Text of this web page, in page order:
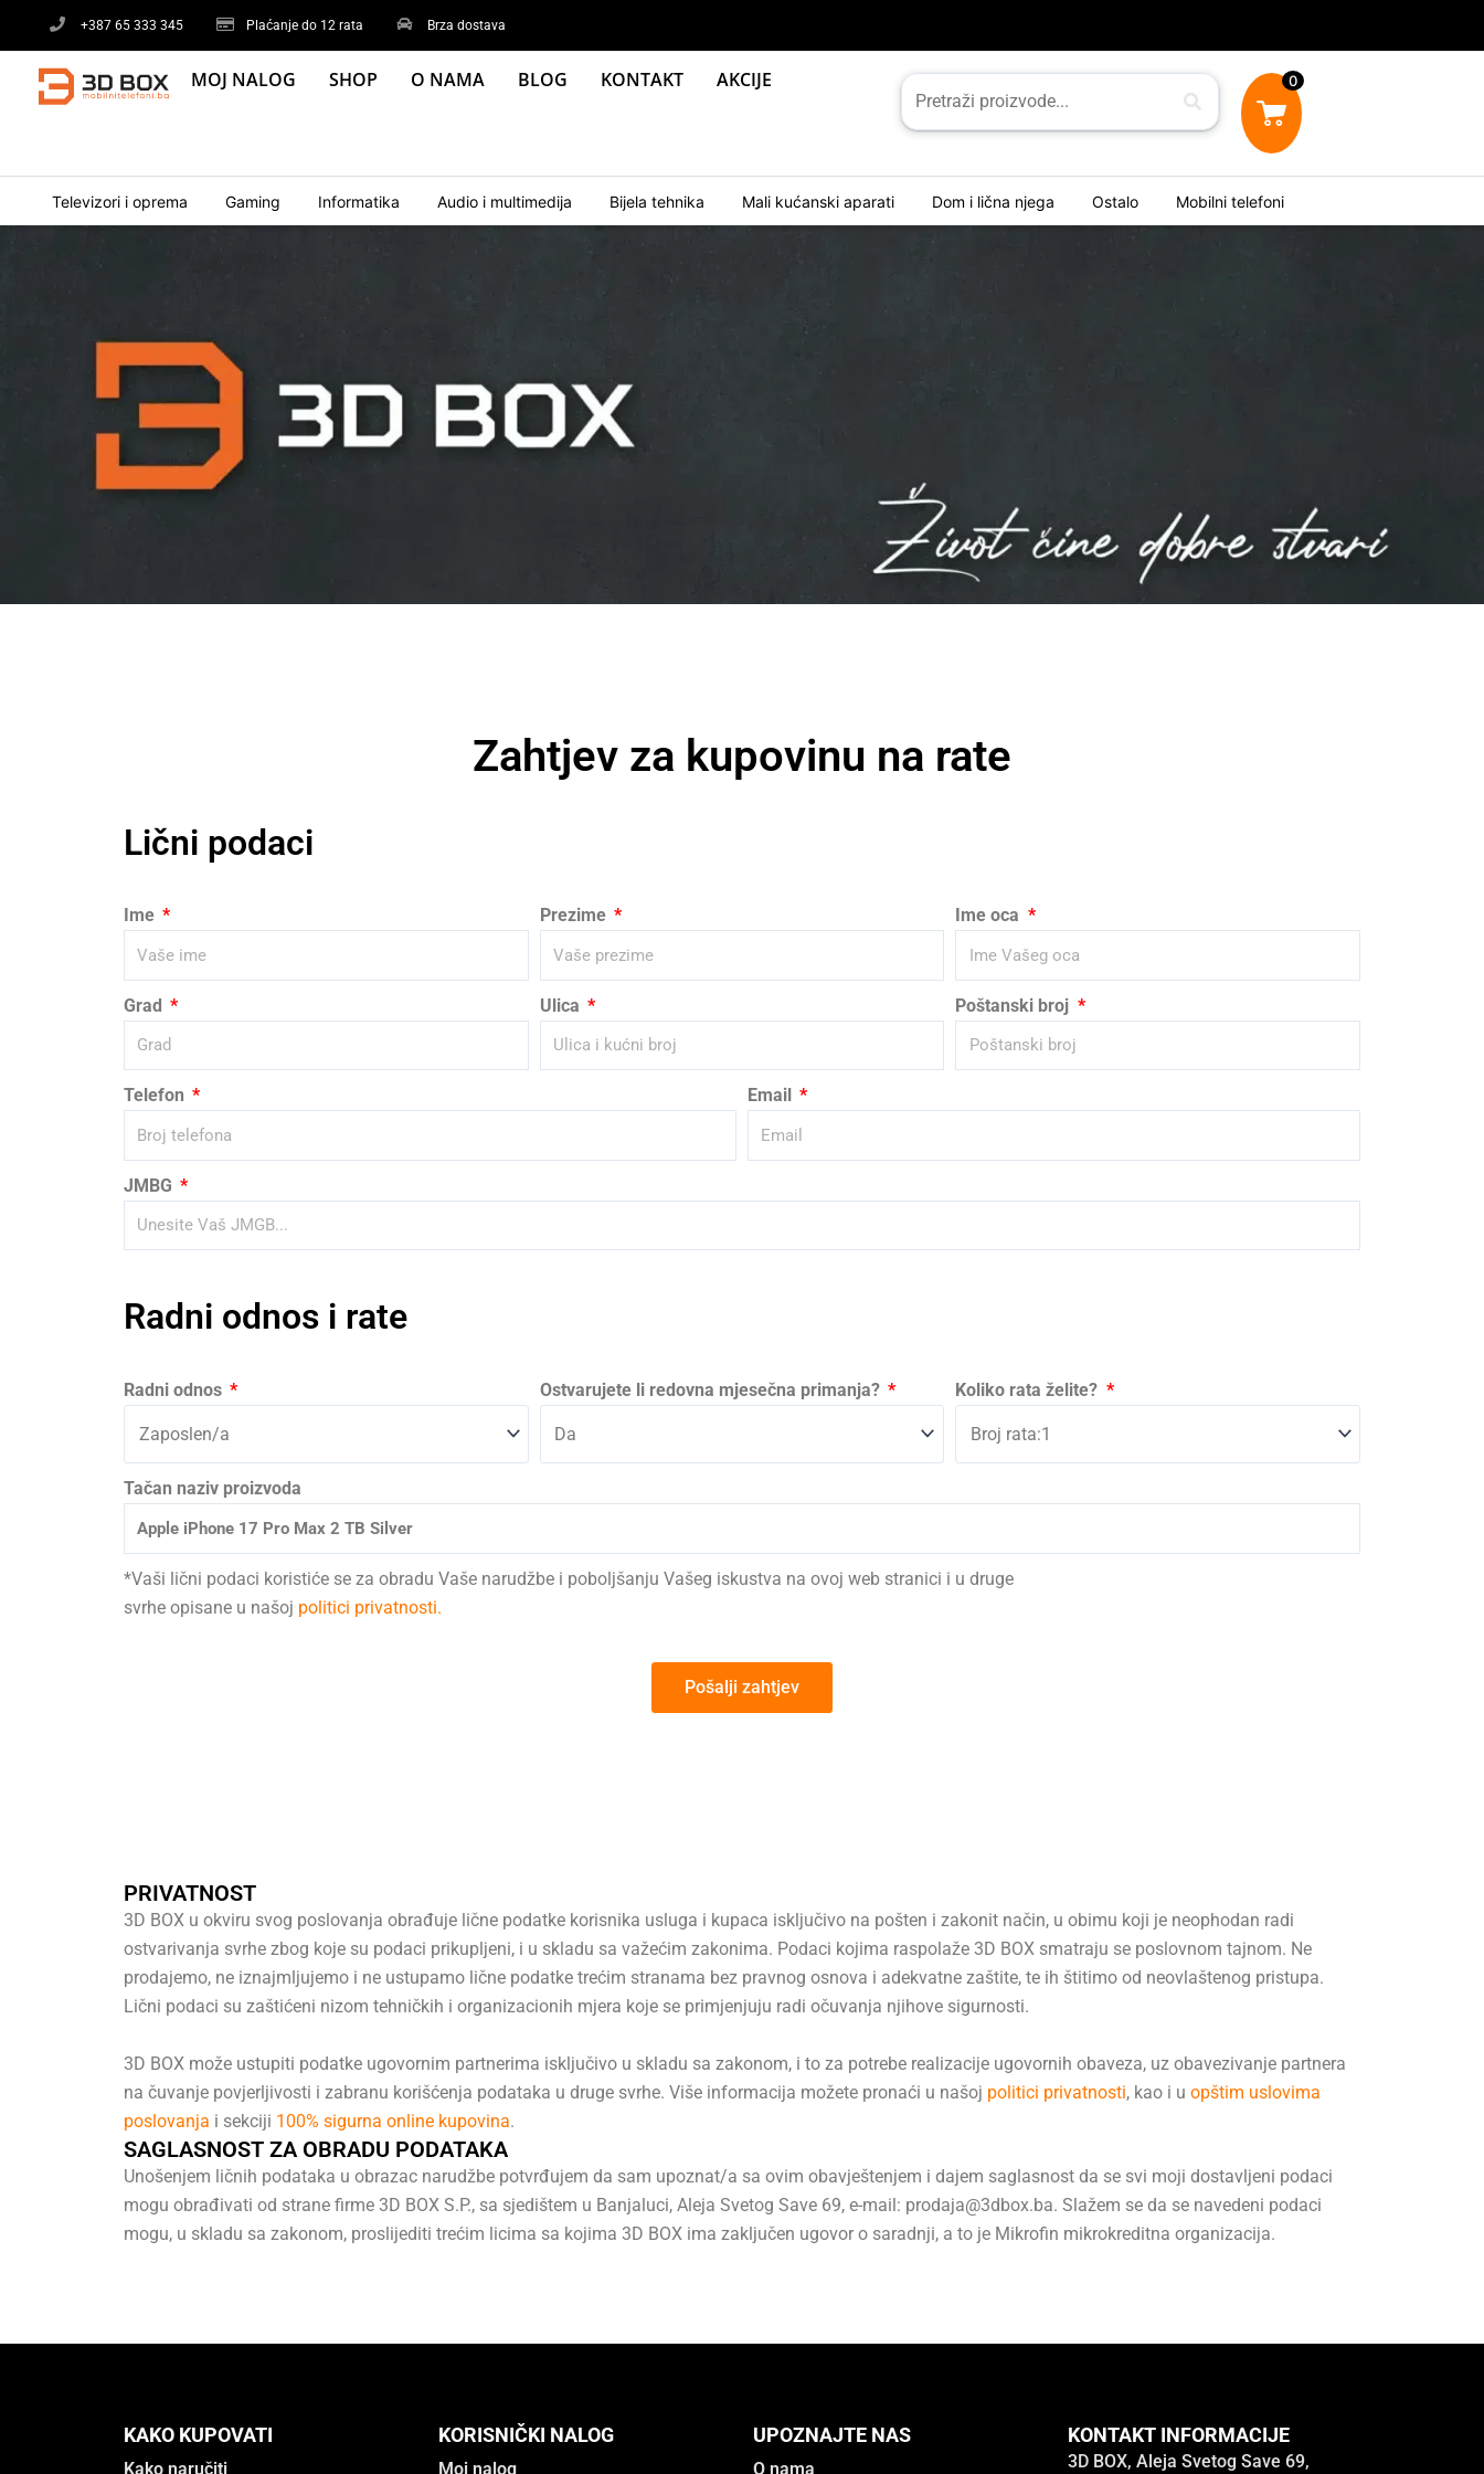
content
+387 65 333 345 Plaćanje do 12 rata Brza dostava
MOJ NALOG SHOP O NAMA BLOG KONTAKT AKCIJE 0
Televizori i oprema Gaming Informatika Audio i multimedija Bijela tehnika Mali kućanski aparati Dom i lična njega Ostalo Mobilni telefoni
Zahtjev za kupovinu na rate
Lični podaci
Ime Prezime Ime oca
Grad Ulica Poštanski broj
Telefon Email
JMBG
Radni odnos i rate
Radni odnos Ostvarujete li redovna mjesečna primanja? Koliko rata želite?
Tačan naziv proizvoda
*Vaši lični podaci koristiće se za obradu Vaše narudžbe i poboljšanju Vašeg iskustva na ovoj web stranici i u druge
svrhe opisane u našoj politici privatnosti.
Pošalji zahtjev
PRIVATNOST
3D BOX u okviru svog poslovanja obrađuje lične podatke korisnika usluga i kupaca isključivo na pošten i zakonit način, u obimu koji je neophodan radi
ostvarivanja svrhe zbog koje su podaci prikupljeni, i u skladu sa važećim zakonima. Podaci kojima raspolaže 3D BOX smatraju se poslovnom tajnom. Ne
prodajemo, ne iznajmljujemo i ne ustupamo lične podatke trećim stranama bez pravnog osnova i adekvatne zaštite, te ih štitimo od neovlaštenog pristupa.
Lični podaci su zaštićeni nizom tehničkih i organizacionih mjera koje se primjenjuju radi očuvanja njihove sigurnosti.
3D BOX može ustupiti podatke ugovornim partnerima isključivo u skladu sa zakonom, i to za potrebe realizacije ugovornih obaveza, uz obavezivanje partnera
na čuvanje povjerljivosti i zabranu korišćenja podataka u druge svrhe. Više informacija možete pronaći u našoj politici privatnosti, kao i u opštim uslovima
poslovanja i sekciji 100% sigurna online kupovina.
SAGLASNOST ZA OBRADU PODATAKA
Unošenjem ličnih podataka u obrazac narudžbe potvrđujem da sam upoznat/a sa ovim obavještenjem i dajem saglasnost da se svi moji dostavljeni podaci
mogu obrađivati od strane firme 3D BOX S.P., sa sjedištem u Banjaluci, Aleja Svetog Save 69, e-mail: prodaja@3dbox.ba. Slažem se da se navedeni podaci
mogu, u skladu sa zakonom, proslijediti trećim licima sa kojima 3D BOX ima zaključen ugovor o saradnji, a to je Mikrofin mikrokreditna organizacija.
KAKO KUPOVATI
Kako naručiti
KORISNIČKI NALOG
Moj nalog
UPOZNAJTE NAS
O nama
KONTAKT INFORMACIJE
3D BOX, Aleja Svetog Save 69,